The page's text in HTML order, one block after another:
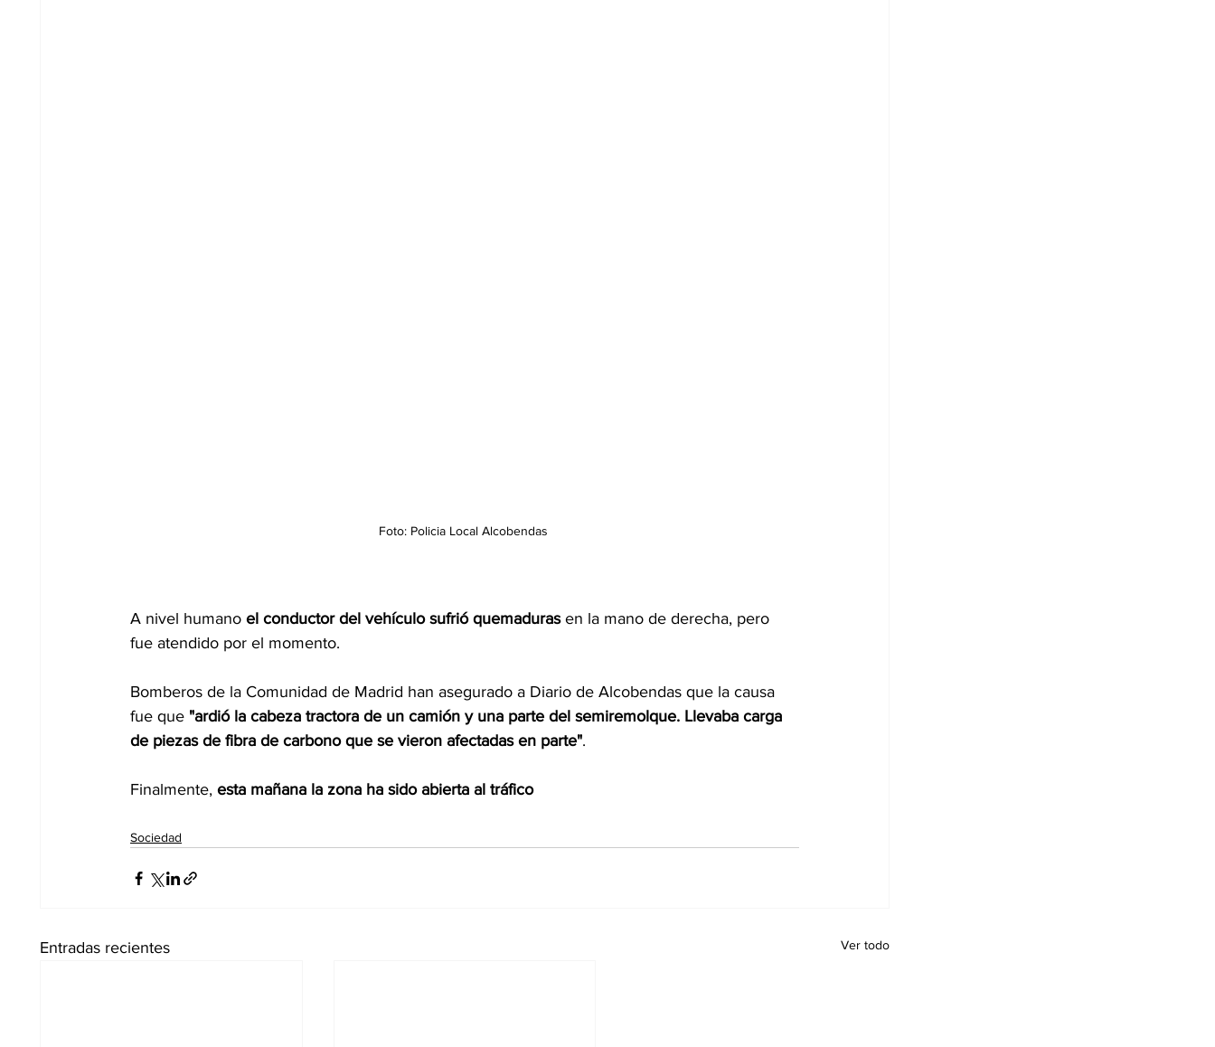
Foto: Policia Local Alcobendas
A nivel humano el conductor del vehículo sufrió quemaduras en la mano de derecha, pero
fue atendido por el momento.
Bomberos de la Comunidad de Madrid han asegurado a Diario de Alcobendas que la causa
fue que "ardió la cabeza tractora de un camión y una parte del semiremolque. Llevaba carga
de piezas de fibra de carbono que se vieron afectadas en parte".
Finalmente, esta mañana la zona ha sido abierta al tráfico
Sociedad
Entradas recientes Ver todo